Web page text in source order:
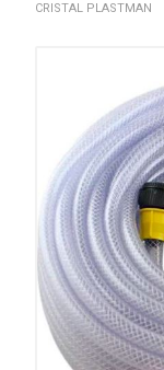
CRISTAL PLASTMAN